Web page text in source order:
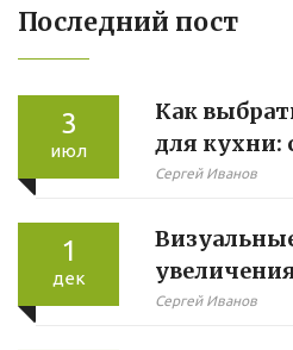
Последний пост
3
июл
Как
для кухни:
и
Сергей Иванов
1
дек
маленькой
Сергей Иванов